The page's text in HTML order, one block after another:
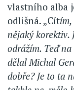
vlastního alba
odlišná. „Cít
nějaký korektiv.
odrážím. Teď
dělal Michal
dobře? Je to ta